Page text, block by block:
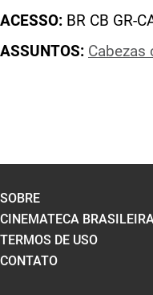
ACESSO: BR CB GR-
ASSUNTOS: Cabezas
SOBRE
CINEMATECA
TERMOS DE USO
CONTATO